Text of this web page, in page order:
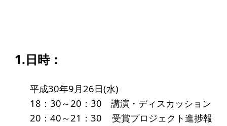
理念
組織
1.日時：
平成30年9月26日(水)
18：30～20：30 講演・ディスカッション
20：40～21：30 受賞プロジェクト進捗報